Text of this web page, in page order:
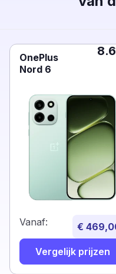
OnePlus
Nord 6
8.6
Vanaf: €
Vergelijk prijzen